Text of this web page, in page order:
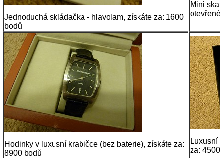
Jednoduchá skládačka - hlavolam, získáte za: 1600
bodů
Mini
Hodinky v luxusní krabičce (bez baterie), získáte za:
8900 bodů
Luxusní
za: